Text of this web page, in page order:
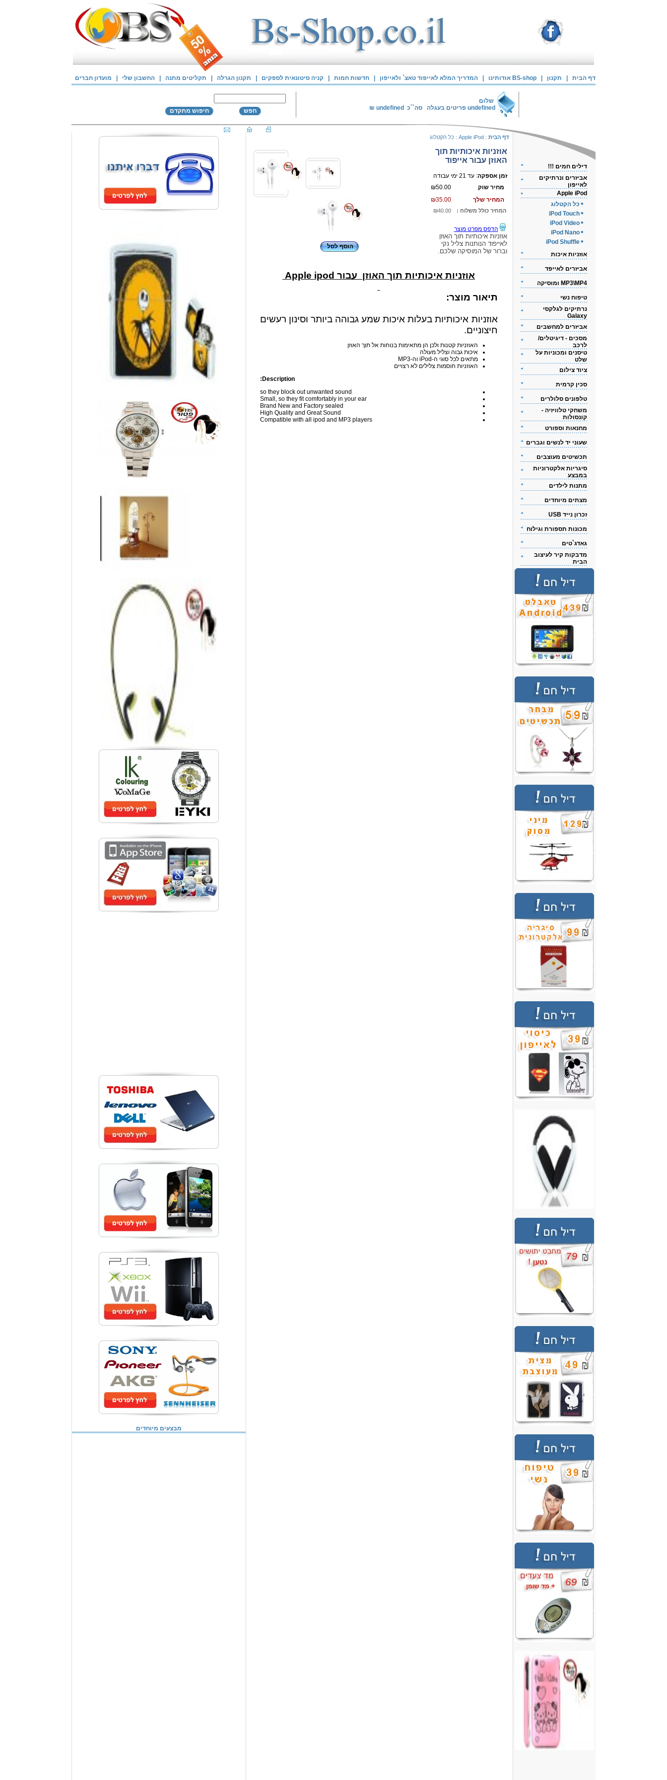
דף הבית תקנון אודותינו BS-shop המדריך המלא לאייפוד טאצ` ולאייפון חדשות חמות קניה סיטונאית לספקים תקנון הגרלה תקליטים מתנה החשבון שלי מועדון חברים
שלום
undefined פריטים בעגלה סה``כ undefined
₪ חפש חיפוש מתקדם
מבצעים מיוחדים
דף הבית :
Apple iPod
:כל הקטלוג
הוסף לסל
אוזניות איכותיות תוך
האוזן עבור אייפוד
זמן אספקה: עד 21 ימי עבודה
₪50.00
מחיר שוק
₪35.00
המחיר שלך
₪40.00 המחיר כולל משלוח :
הדפס מפרט מוצר
אוזניות איכותיות תוך האוזן
לאייפוד הנותנות צליל נקי
וברור של המוסיקה שלכם.
אוזניות איכותיות תוך האוזן עבור Apple ipod
תיאור מוצר:
אוזניות איכותיות בעלות איכות שמע גבוהה ביותר וסינון רעשים
חיצוניים.
האוזניות קטנות ולכן הן מתאימות בנוחות אל תוך האוזן
איכות גבוה וצליל מעולה
מתאים לכל סוגי ה-iPod וה-MP3
האוזניות חוסמות צלילים לא רצויים
Description:
so they block out unwanted sound
Small, so they fit comfortably in your ear
Brand New and Factory sealed
High Quality and Great Sound
Compatible with all ipod and MP3 players
דילים חמים !!!
אביזרים ונרתיקים
לאייפון
Apple iPod
כל הקטלוג
iPod Touch
iPod Video
iPod Nano
iPod Shuffle
אוזניות איכות
אביזרים לאייפד
MP3\MP4 ומוסיקה
טיפוח נשי
נרתיקים לגלקסי
Galaxy
אביזרים למחשבים
מסכים - דיגיטלים/
לרכב
טיסנים ומכוניות על
שלט
ציוד צילום
סכין קרמית
טלפונים סלולרים
משחקי טלוויזיה -
קונסולות
מחנאות וספורט
שעוני יד לנשים וגברים
תכשיטים מעוצבים
סיגריות אלקטרוניות
במבצע
מתנות לילדים
מצתים מיוחדים
זכרון נייד USB
מכונות תספורת וגילוח
גאדג`טים
מדבקות קיר לעיצוב
הבית